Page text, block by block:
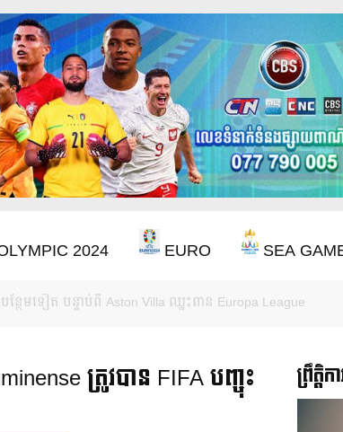
2024 EURO SEA
ះពាន Premier League
ត្រូវបាន FIFA បញ្ចុះ
ព្រឹត្តិ